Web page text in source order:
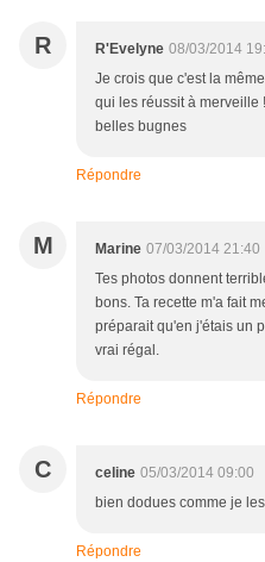
R R'Evelyne 08/03/2014
Je crois que c'est la
qui les réussit à merveille
belles bugnes
Répondre
M Marine 07/03/2014 21:40
Tes photos donnent
bons. Ta recette m'a fait
préparait qu'en j'étais un
vrai régal.
Répondre
C celine 05/03/2014 09:00
bien dodues comme je
Répondre